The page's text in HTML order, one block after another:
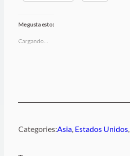
Me gusta esto:
Cargando…
Categories:Asia, Estados Unidos,